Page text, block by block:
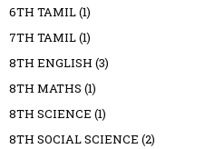
6TH TAMIL(1)
7TH TAMIL(1)
8TH ENGLISH (3)
8TH MATHS (1)
8TH SCIENCE (1)
8TH SOCIAL SCIENCE (2)